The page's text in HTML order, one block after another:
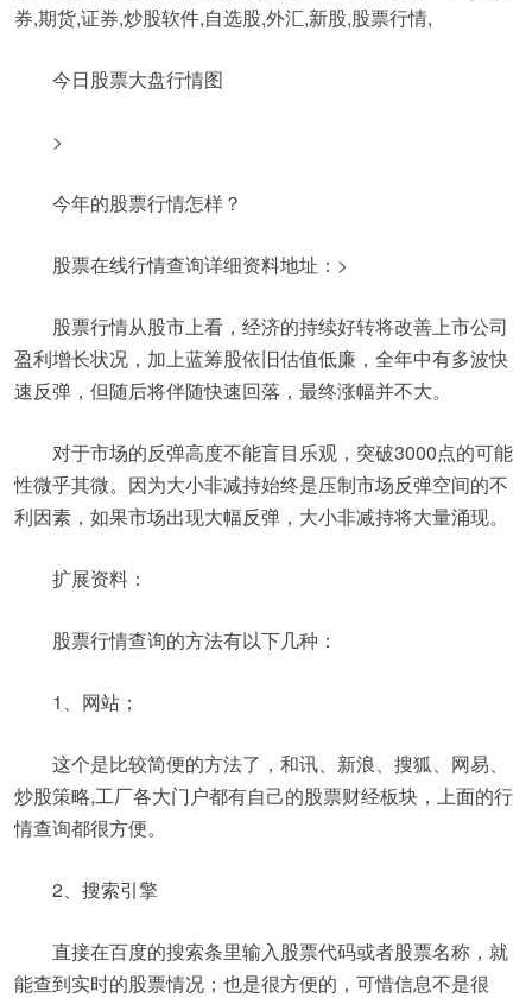
券,期货,证券,炒股软件,自选股,外汇,新股,股票行情,
今日股票大盘行情图
>
今年的股票行情怎样？
股票在线行情查询详细资料地址：>
股票行情从股市上看，经济的持续好转将改善上市公司
盈利增长状况，加上蓝筹股依旧估值低廉，全年中有多波快
速反弹，但随后将伴随快速回落，最终涨幅并不大。
对于市场的反弹高度不能盲目乐观，突破3000点的可能
性微乎其微。因为大小非减持始终是压制市场反弹空间的不
利因素，如果市场出现大幅反弹，大小非减持将大量涌现。
扩展资料：
股票行情查询的方法有以下几种：
1、网站；
这个是比较简便的方法了，和讯、新浪、搜狐、网易、
炒股策略,工厂各大门户都有自己的股票财经板块，上面的行
情查询都很方便。
2、搜索引擎
直接在百度的搜索条里输入股票代码或者股票名称，就
能查到实时的股票情况；也是很方便的，可惜信息不是很